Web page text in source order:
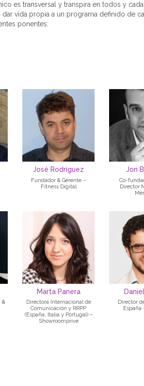
es transversal y transpira en todos y
vida propia a un programa definido de
ponentes:
José Rodríguez
Fundador & Gerente –
Fitness Digital
Jon
Co-
Director
&
Marta Panera
Directora Internacional de
Comunicación y RRPP
(España, Italia y Portugal) –
Showroomprive
Director
España